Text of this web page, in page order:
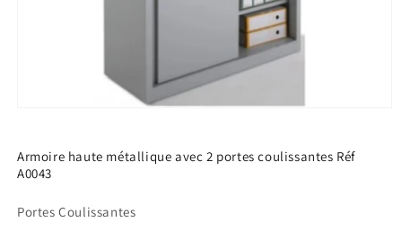
1
dans
une
modale
Armoire haute métallique avec 2 portes coulissantes Réf
A0043
Portes Coulissantes